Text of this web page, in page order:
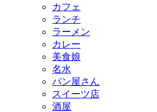
カフェ
ランチ
ラーメン
カレー
美食娘
名水
パン屋さん
スイーツ店
酒屋